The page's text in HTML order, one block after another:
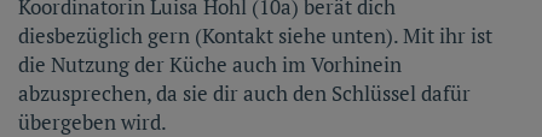
Koordinatorin Luisa Hohl (10a) berät dich
diesbezüglich gern (Kontakt siehe unten). Mit ihr ist
die Nutzung der Küche auch im Vorhinein
abzusprechen, da sie dir auch den Schlüssel dafür
übergeben wird.